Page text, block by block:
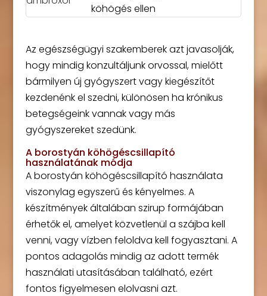
köhögés ellen
Az egészségügyi szakemberek azt javasolják,
hogy mindig konzultáljunk orvossal, mielőtt
bármilyen új gyógyszert vagy kiegészítőt
kezdenénk el szedni, különösen ha krónikus
betegségeink vannak vagy más
gyógyszereket szedünk.
A borostyán köhögéscsillapító
használatának módja
A borostyán köhögéscsillapító használata
viszonylag egyszerű és kényelmes. A
készítmények általában szirup formájában
érhetők el, amelyet közvetlenül a szájba kell
venni, vagy vízben feloldva kell fogyasztani. A
pontos adagolás mindig az adott termék
használati utasításában található, ezért
fontos figyelmesen elolvasni azt.